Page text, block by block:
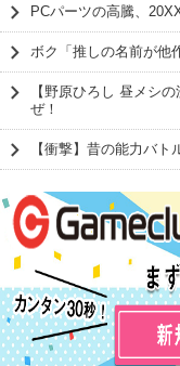
PCパーツの高騰、
ボク「推しの名前が他
【野原ひろし 昼メシ
ぜ！
【衝撃】昔の能力バ